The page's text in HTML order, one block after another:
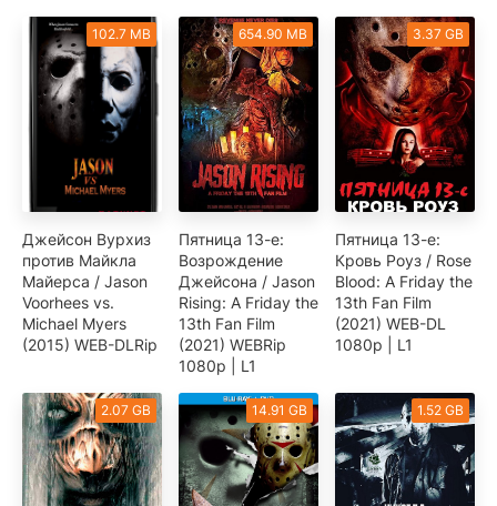
102.7 MB
Джейсон Вурхиз
против Майкла
Майерса / Jason
Voorhees vs.
Michael Myers
(2015) WEB-DLRip
654.90 MB
Пятница 13-е:
Возрождение
Джейсона / Jason
Rising: A Friday the
13th Fan Film
(2021) WEBRip
1080p | L1
3.37 GB
Пятница 13-е:
Кровь Роуз / Rose
Blood: A Friday the
13th Fan Film
(2021) WEB-DL
1080p | L1
2.07 GB 14.91 GB 1.52 GB